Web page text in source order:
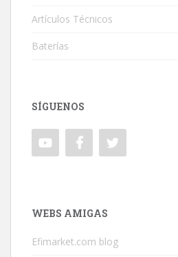
Artículos Técnicos
Baterías
SÍGUENOS
WEBS AMIGAS
Efimarket.com blog